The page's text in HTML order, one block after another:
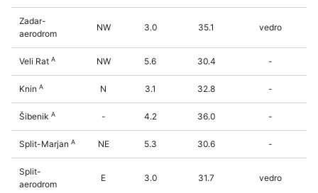
Zadar-
aerodrom
NW 3.0 35.1 vedro
Veli Rat A NW 5.6 30.4 -
Knin A N 3.1 32.8 -
Šibenik A - 4.2 36.0 -
Split-Marjan A NE 5.3 30.6 -
Split-
aerodrom
E 3.0 31.7 vedro